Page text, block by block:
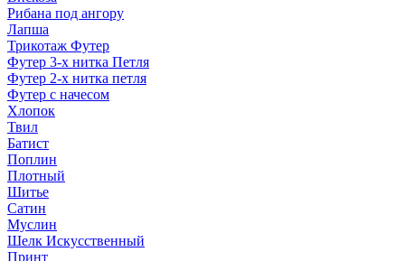
Рибана под ангору
Лапша
Трикотаж Футер
Футер 3-х нитка Петля
Футер 2-х нитка петля
Футер с начесом
Хлопок
Твил
Батист
Поплин
Плотный
Шитье
Сатин
Муслин
Шелк Искусственный
Принт